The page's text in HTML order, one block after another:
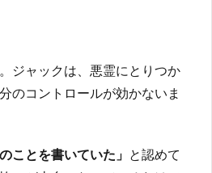
ジャックは、悪霊にとりつか
のコントロールが効かないま
ことを書いていた」 と認めて